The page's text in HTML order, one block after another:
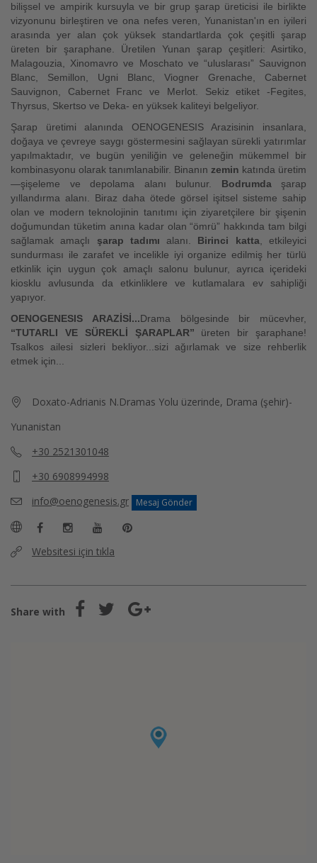
bilişsel ve ampirik kursuyla ve bir grup şarap üreticisi ile birlikte
vizyonunu birleştiren ve ona nefes veren, Yunanistan'ın en iyileri
arasında yer alan çok yüksek standartlarda çok çeşitli şarap
üreten bir şaraphane. Üretilen Yunan şarap çeşitleri: Asirtiko,
Malagouzia, Xinomavro ve Moschato ve “uluslarası” Sauvignon
Blanc, Semillon, Ugni Blanc, Viogner Grenache, Cabernet
Sauvignon, Cabernet Franc ve Merlot. Sekiz etiket -Fegites,
Thyrsus, Skertso ve Deka- en yüksek kaliteyi belgeliyor.
Şarap üretimi alanında OENOGENESIS Arazisinin insanlara,
doğaya ve çevreye saygı göstermesini sağlayan sürekli yatırımlar
yapılmaktadır, ve bugün yeniliğin ve geleneğin mükemmel bir
kombinasyonu olarak tanımlanabilir. Binanın zemin katında üretim
—şişeleme ve depolama alanı bulunur. Bodrumdaşarap
yıllandırma alanı. Biraz daha ötede görsel işitsel sisteme sahip
olan ve modern teknolojinin tanıtımı için ziyaretçilere bir şişenin
doğumundan tüketim anına kadar olan “ömrü” hakkında tam bilgi
sağlamak amaçlı şarap tadımı alanı. Birinci katta, etkileyici
sundurması ile zarafet ve incelikle iyi organize edilmiş her türlü
etkinlik için uygun çok amaçlı salonu bulunur, ayrıca içerideki
kiosklu avlusunda da etkinliklere ve kutlamalara ev sahipliği
yapıyor.
OENOGENESIS ARAZİSİ...Drama bölgesinde bir mücevher,
“TUTARLI VE SÜREKLİ ŞARAPLAR” üreten bir şaraphane!
Tsalkos ailesi sizleri bekliyor...sizi ağırlamak ve size rehberlik
etmek için...
Doxato-Adrianis N.Dramas Yolu üzerinde, Drama (şehir)-
Yunanistan
+30 2521301048
+30 6908994998
info@oenogenesis.gr
Mesaj Gönder
Websitesi için tıkla
Share with